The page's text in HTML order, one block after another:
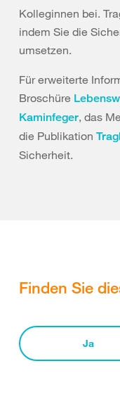
Kolleginnen bei.
indem Sie die
umsetzen.
Für erweiterte
Broschüre
Kaminfeger, das
die Publikation
Sicherheit.
Finden Sie
Ja